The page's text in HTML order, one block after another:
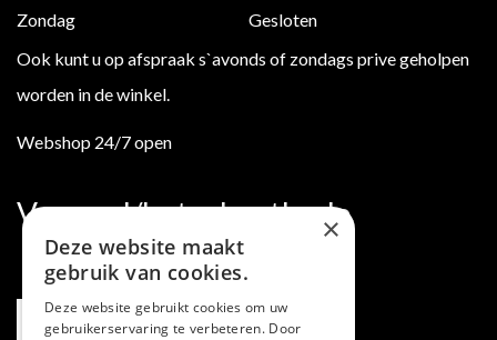
Zondag
Gesloten
Ook kunt u op afspraak s`avonds of zondags prive geholpen
worden in de winkel.
Webshop 24/7 open
Verzend/betaalmethode
×
Deze website maakt
gebruik van cookies.
Deze website gebruikt cookies om uw
gebruikerservaring te verbeteren. Door